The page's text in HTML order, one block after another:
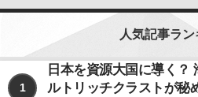
人気記事ラ
1
日本を資源大国に導く？
ルトリッチクラストが秘